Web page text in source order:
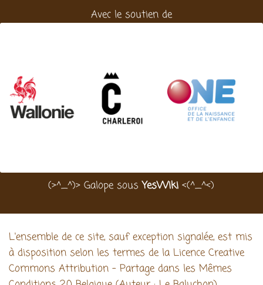
Avec le soutien de
(>^_^)> Galope sousYesWiki <(^_^<)
L'ensemble de ce site, sauf exception signalée, est mis
à disposition selon les termes de la Licence Creative
Commons Attribution - Partage dans les Mêmes